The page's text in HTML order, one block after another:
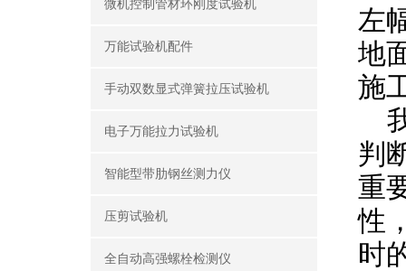
微机控制管材环刚度试验机
万能试验机配件
手动双数显式弹簧拉压试验机
电子万能拉力试验机
智能型带肋钢丝测力仪
压剪试验机
全自动高强螺栓检测仪
左
地
施
判
重
性
时